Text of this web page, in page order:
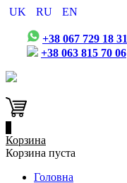
UK RU EN
+38 067 729 18 31
+38 063 815 70 06
Корзина
Корзина пуста
Головна